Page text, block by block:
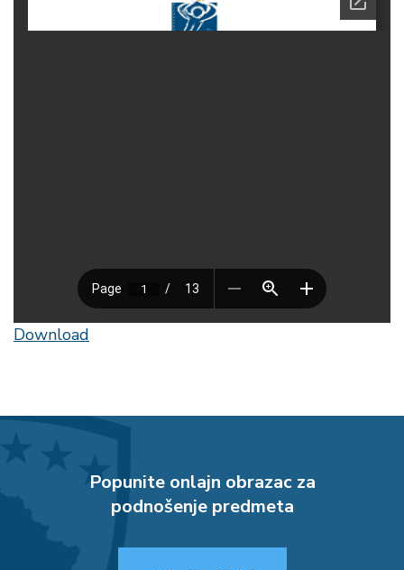
Download
Popunite onlajn obrazac za
podnošenje predmeta